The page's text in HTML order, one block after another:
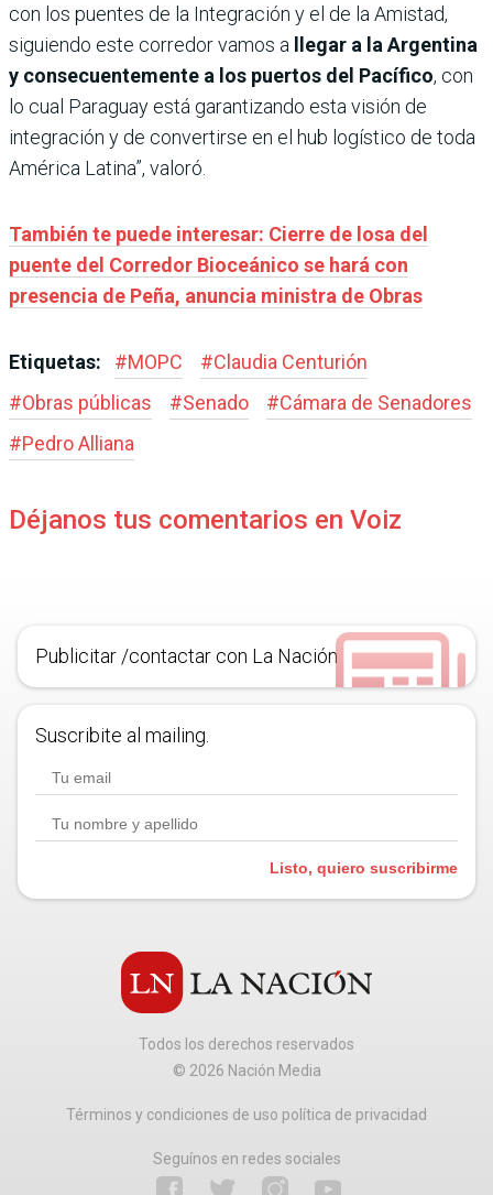
con los puentes de la Integración y el de la Amistad,
siguiendo este corredor vamos a llegar a la Argentina
y consecuentemente a los puertos del Pacífico, con
lo cual Paraguay está garantizando esta visión de
integración y de convertirse en el hub logístico de toda
América Latina”, valoró.
También te puede interesar: Cierre de losa del
puente del Corredor Bioceánico se hará con
presencia de Peña, anuncia ministra de Obras
Etiquetas: #MOPC #Claudia Centurión
#Obras públicas #Senado #Cámara de Senadores
#Pedro Alliana
Déjanos tus comentarios en Voiz
Publicitar /contactar con La Nación
Suscribite al mailing.
Listo, quiero suscribirme
Todos los derechos reservados
© 2026 Nación Media
Términos y condiciones de uso política de privacidad
Seguínos en redes sociales